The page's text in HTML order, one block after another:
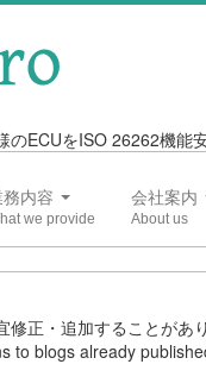
ECUをISO 26262機能
務内容 会社案内
正・追加することがあり
to blogs already